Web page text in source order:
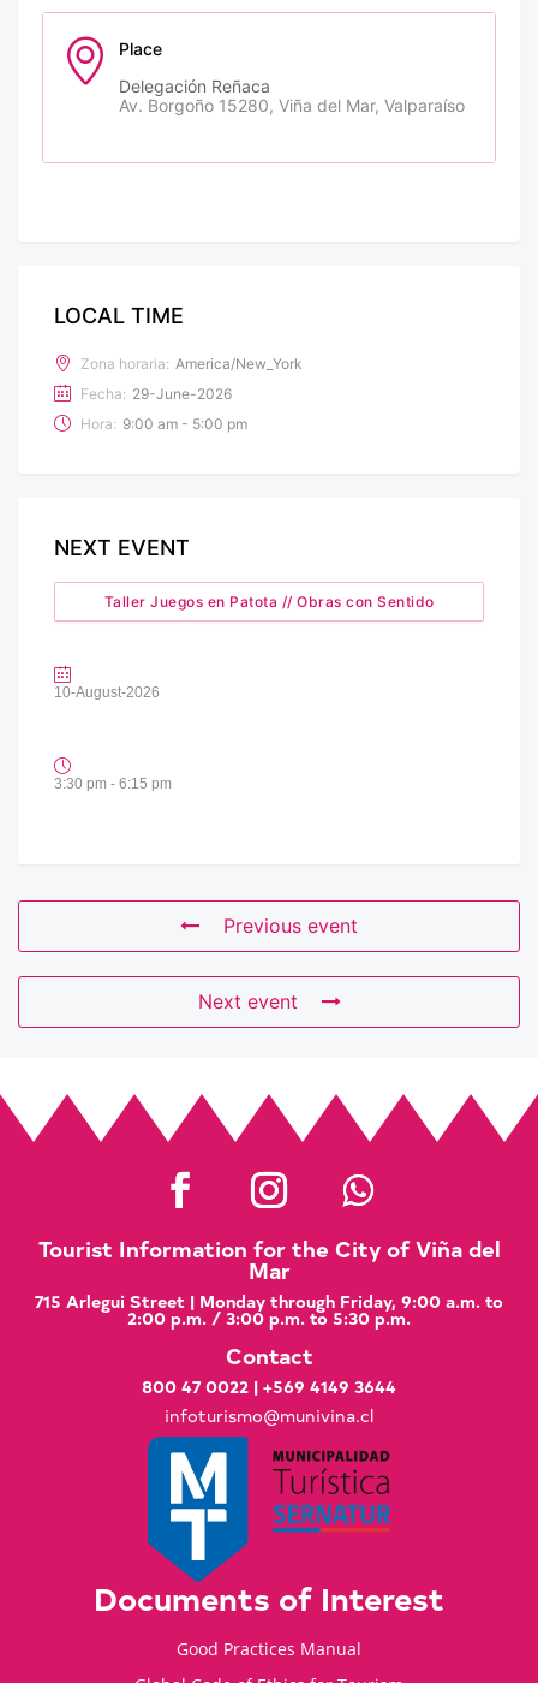
Place
Delegación Reñaca
Av. Borgoño 15280, Viña del Mar, Valparaíso
LOCAL TIME
Zona horaria: America/New_York
Fecha: 29-June-2026
Hora: 9:00 am - 5:00 pm
NEXT EVENT
Taller Juegos en Patota // Obras con Sentido
10-August-2026
3:30 pm - 6:15 pm
Previous event
Next event
Tourist Information for the City of Viña del
Mar
715 Arlegui Street | Monday through Friday, 9:00 a.m. to
2:00 p.m. / 3:00 p.m. to 5:30 p.m.
Contact
800 47 0022 | +569 4149 3644
infoturismo@munivina.cl
Documents of Interest
Good Practices Manual